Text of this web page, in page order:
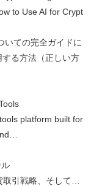
to Use AI for Crypt
いての完全ガイドに
る方法（正しい方
platform built for
引戦略、そして…